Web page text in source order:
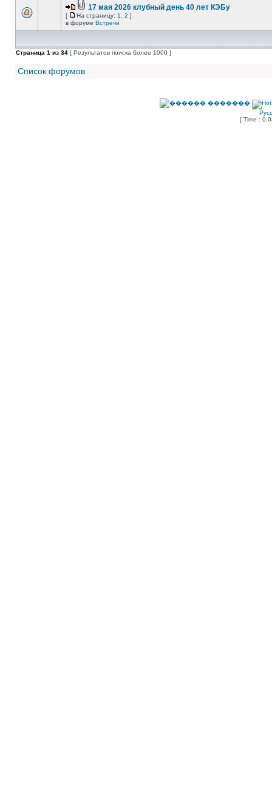
17 мая 2026 клубный день 40 лет КЭБу
[ На страницу: 1 2 ]
в форуме Встречи
Страница 1 из 34 [ Результатов поиска более 1000 ]
Список форумов
[ Time :